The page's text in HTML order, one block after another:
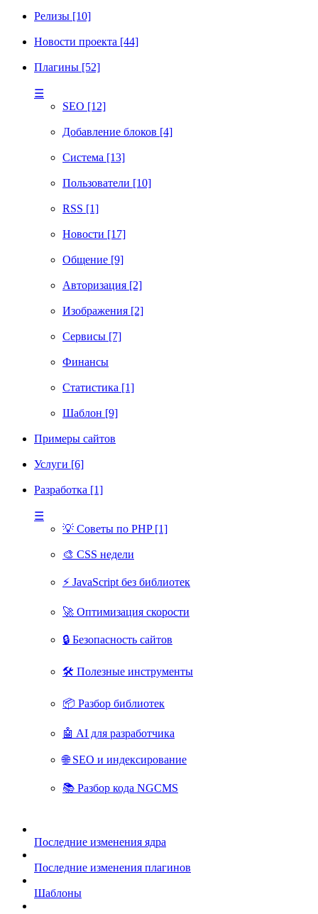
Релизы [10]
Новости проекта [44]
Плагины [52]
☰
SEO [12]
Добавление блоков [4]
Система [13]
Пользователи [10]
RSS [1]
Новости [17]
Общение [9]
Авторизация [2]
Изображения [2]
Сервисы [7]
Финансы
Статистика [1]
Шаблон [9]
Примеры сайтов
Услуги [6]
Разработка [1]
☰
💡 Советы по PHP [1]
🎨 CSS недели
⚡ JavaScript без библиотек
🚀 Оптимизация скорости
🔒 Безопасность сайтов
🛠 Полезные инструменты
📦 Разбор библиотек
🤖 AI для разработчика
🌐 SEO и индексирование
📚 Разбор кода NGCMS
Последние изменения ядра
Последние изменения плагинов
Шаблоны